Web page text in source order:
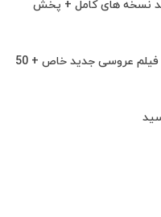
نسخه های کامل + پخش
عروسی جدید خاص + 50